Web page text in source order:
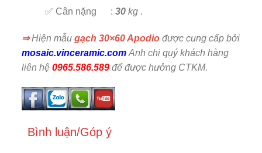
✅ Cân nặng : 30kg .
⇒Hiện mẫu gạch 30×60 Apodiođược cung cấp bởi
mosaic.vinceramic.com Anh chị quý khách hàng
liên hệ 0965.586.589để được hưởng CTKM.
Bình luận/Góp ý